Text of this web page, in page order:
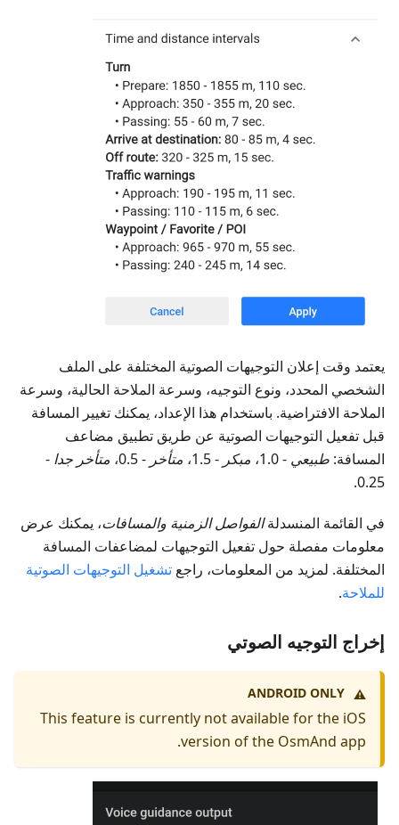
يعتمد وقت إعلان التوجيهات الصوتية المختلفة على الملف
الشخصي المحدد، ونوع التوجيه، وسرعة الملاحة الحالية، وسرعة
الملاحة الافتراضية. باستخدام هذا الإعداد، يمكنك تغيير المسافة
قبل تفعيل التوجيهات الصوتية عن طريق تطبيق مضاعف
المسافة: طبيعي - 1.0، مبكر - 1.5، متأخر - 0.5، متأخر جدا -
0.25.
في القائمة المنسدلةالفواصل الزمنية والمسافات، يمكنك عرض
معلومات مفصلة حول تفعيل التوجيهات لمضاعفات المسافة
المختلفة. لمزيد من المعلومات، راجع تشغيل التوجيهات الصوتية
للملاحة.
إخراج التوجيه الصوتي
⚠️
ANDROID ONLY
This feature is currently not available for the iOS
version of the OsmAnd app.